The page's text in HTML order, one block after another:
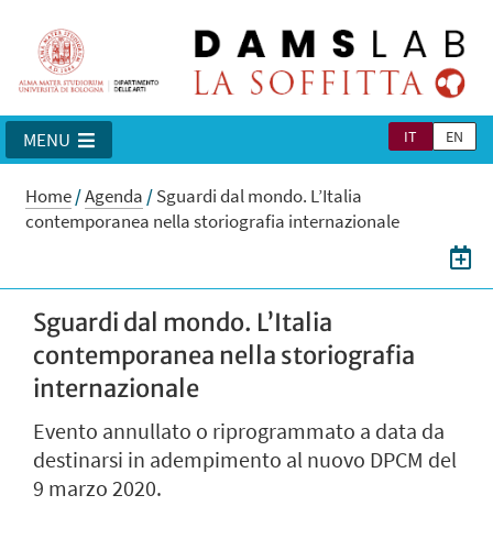
IT EN
MENU
Home/Agenda /Sguardi dal mondo. L’Italia
contemporanea nella storiografia internazionale
Sguardi dal mondo. L’Italia
contemporanea nella storiografia
internazionale
Evento annullato o riprogrammato a data da
destinarsi in adempimento al nuovo DPCM del
9 marzo 2020.